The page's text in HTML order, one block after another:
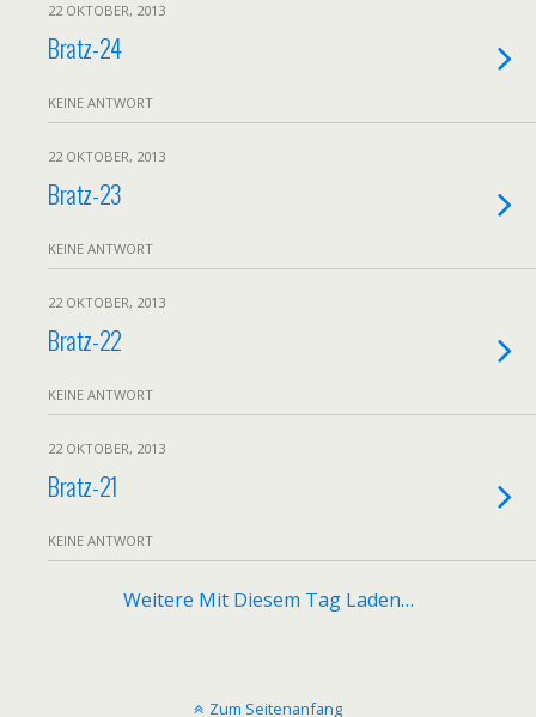
22 OKTOBER, 2013
Bratz-24
KEINE ANTWORT
22 OKTOBER, 2013
Bratz-23
KEINE ANTWORT
22 OKTOBER, 2013
Bratz-22
KEINE ANTWORT
22 OKTOBER, 2013
Bratz-21
KEINE ANTWORT
Weitere Mit Diesem Tag Laden…
Zum Seitenanfang